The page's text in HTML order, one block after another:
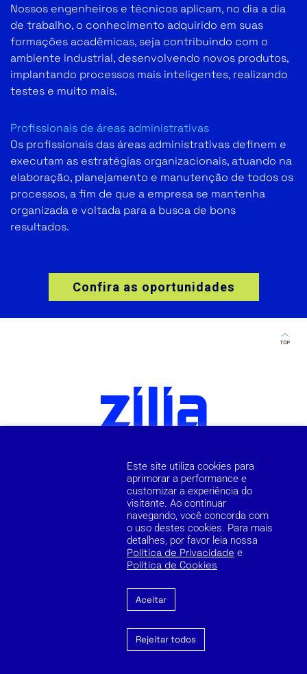
Nossos engenheiros e técnicos aplicam, no dia a dia
de trabalho, o conhecimento adquirido em suas
formações acadêmicas, seja contribuindo com o
ambiente industrial, desenvolvendo novos produtos,
implantando processos mais inteligentes, realizando
testes e muito mais.
Profissionais de áreas administrativas
Os profissionais das áreas administrativas definem e
executam as estratégias organizacionais, atuando na
elaboração, planejamento e manutenção de todos os
processos, a fim de que a empresa se mantenha
organizada e voltada para a busca de bons
resultados.
Confira as oportunidades
Privacy PolicyReporting Channel
Este site utiliza cookies para
aprimorar a performance e
customizar a experiência do
visitante. Ao continuar
navegando, você concorda com
o uso destes cookies. Para mais
detalhes, por favor leia nossa
Política de Privacidade e
Política de Cookies
Aceitar
Rejeitar todos